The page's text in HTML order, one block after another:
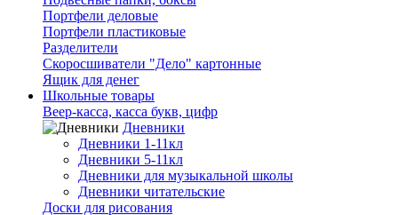
Портфели деловые
Портфели пластиковые
Разделители
Скоросшиватели "Дело" картонные
Ящик для денег
Школьные товары
Веер-касса, касса букв, цифр
Дневники
Дневники 1-11кл
Дневники 5-11кл
Дневники для музыкальной школы
Дневники читательские
Доски для рисования